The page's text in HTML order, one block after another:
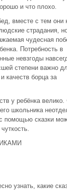
и что плохо.
вместе с тем они
страдания,
чудесная
Потребность в
невзгоды
степени важно
качеств борца за
у ребёнка велико.
школьника
помощью сказки
узнать, какие